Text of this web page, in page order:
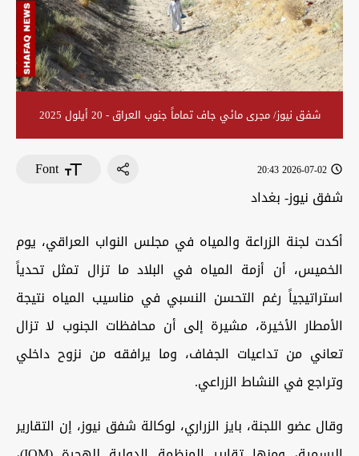
شفق نيوز/ مجرى مائي جاف تماماً جنوب العراق - 20 أيلول 2025
2026-07-02 20:43
Font
شفق نيوز- بغداد
أكدت لجنة الزراعة والمياه في مجلس النواب العراقي، يوم
الخميس، أن أزمة المياه في البلاد ما تزال تمثل تحدياً
استراتيجياً رغم التحسن النسبي في مناسيب المياه نتيجة
الأمطار الأخيرة، مشيرة إلى أن محافظات الجنوب لا تزال
تعاني من تداعيات الجفاف، وما يرافقه من نزوح داخلي
وتراجع في النشاط الزراعي.
وقال عضو اللجنة، بايز الزراري، لوكالة شفق نيوز، إن التقارير